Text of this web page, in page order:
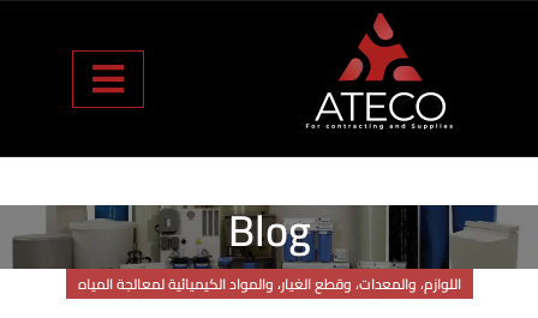
Blog
اللوازم، والمعدات، وقطع الغيار، والمواد الكيميائية لمعالجة المياه